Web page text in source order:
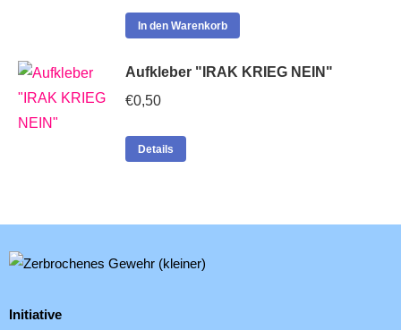
In den Warenkorb
Aufkleber "IRAK KRIEG NEIN"
€0,50
Details
Initiative